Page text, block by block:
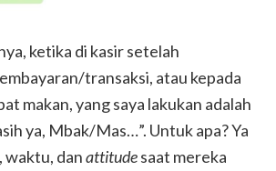
ketika di kasir setelah
transaksi, atau kepada
makan, yang saya lakukan adalah
ya, Mbak/Mas…”. Untuk apa? Ya
waktu, danattitudesaat mereka